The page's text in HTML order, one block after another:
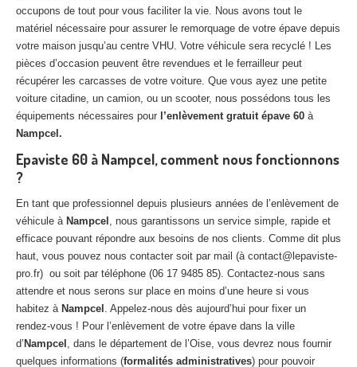
occupons de tout pour vous faciliter la vie. Nous avons tout le
matériel nécessaire pour assurer le remorquage de votre épave depuis
votre maison jusqu’au centre VHU. Votre véhicule sera recyclé ! Les
pièces d’occasion peuvent être revendues et le ferrailleur peut
récupérer les carcasses de votre voiture. Que vous ayez une petite
voiture citadine, un camion, ou un scooter, nous possédons tous les
équipements nécessaires pour l’enlèvement gratuit épave 60 à
Nampcel.
Epaviste 60 à Nampcel, comment nous fonctionnons
?
En tant que professionnel depuis plusieurs années de l’enlèvement de
véhicule à Nampcel , nous garantissons un service simple, rapide et
efficace pouvant répondre aux besoins de nos clients. Comme dit plus
haut, vous pouvez nous contacter soit par mail (à contact@lepaviste-
pro.fr) ou soit par téléphone (06 17 9485 85). Contactez-nous sans
attendre et nous serons sur place en moins d’une heure si vous
habitez à Nampcel . Appelez-nous dès aujourd’hui pour fixer un
rendez-vous ! Pour l’enlèvement de votre épave dans la ville
d’ Nampcel , dans le département de l’Oise, vous devrez nous fournir
quelques informations (formalités administratives) pour pouvoir